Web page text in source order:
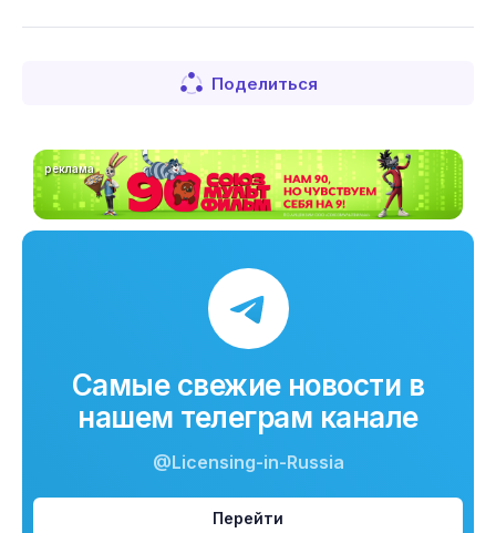
Поделиться
реклама
Самые свежие новости в
нашем телеграм канале
@Licensing-in-Russia
Перейти